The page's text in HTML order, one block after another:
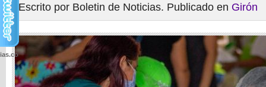
Escrito por Boletin de Noticias. Publicado en Girón
wp-